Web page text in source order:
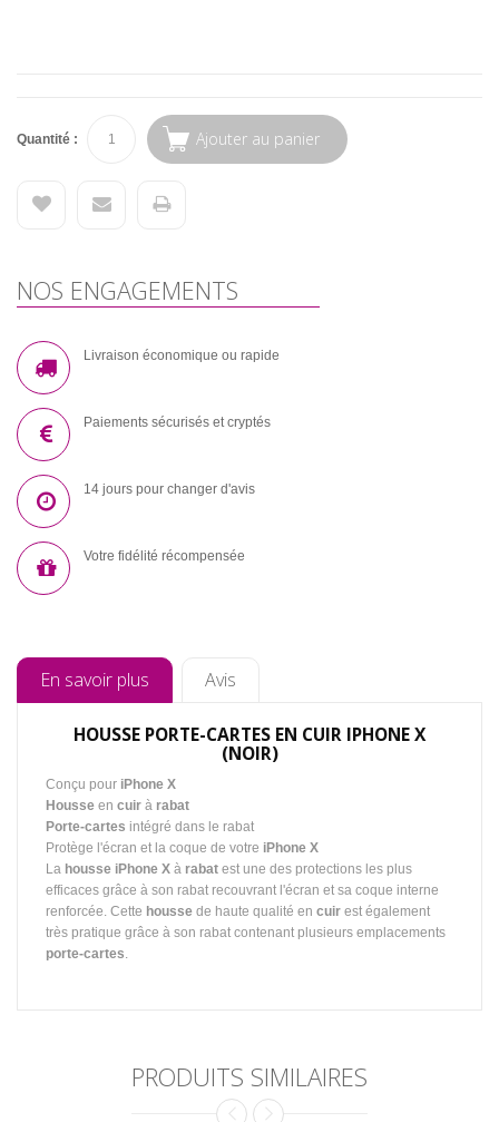
Quantité : Ajouter au panier
NOS ENGAGEMENTS
Livraison économique ou rapide
Paiements sécurisés et cryptés
14 jours pour changer d'avis
Votre fidélité récompensée
En savoir plus Avis
HOUSSE PORTE-CARTES EN CUIR IPHONE X
(NOIR)
Conçu pour iPhone X
Housse en cuir à rabat
Porte-cartes intégré dans le rabat
Protège l'écran et la coque de votre iPhone X
La housse iPhone X à rabat est une des protections les plus
efficaces grâce à son rabat recouvrant l'écran et sa coque interne
renforcée. Cette housse de haute qualité en cuir est également
très pratique grâce à son rabat contenant plusieurs emplacements
porte-cartes.
PRODUITS SIMILAIRES